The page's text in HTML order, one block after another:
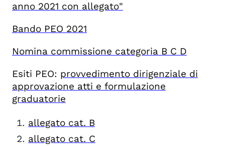
anno 2021 con allegato"
Bando PEO 2021
Nomina commissione categoria B C D
Esiti PEO: provvedimento dirigenziale di
approvazione atti e formulazione
graduatorie
allegato cat. B
allegato cat. C